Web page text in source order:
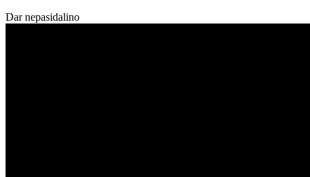
Dar nepasidalino